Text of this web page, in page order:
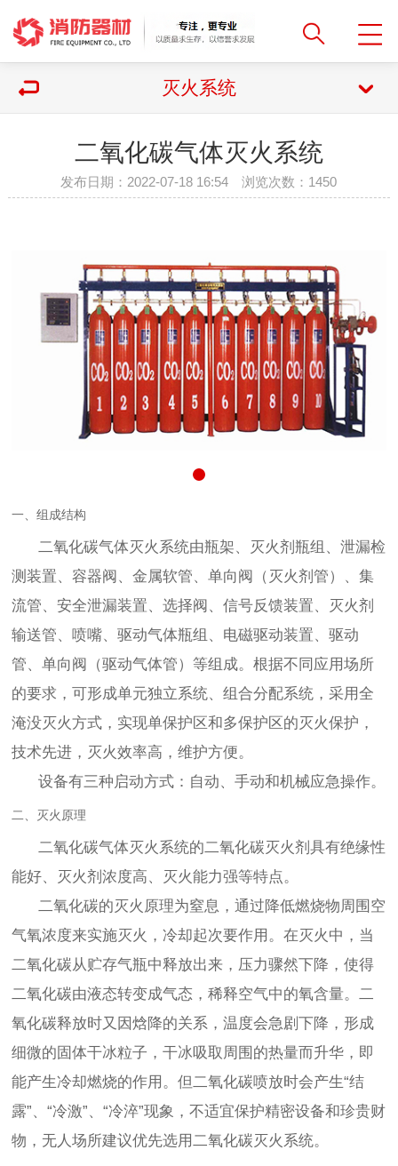
灭火系统
二氧化碳气体灭火系统
发布日期：2022-07-18 16:54 浏览次数： 1450
一、组成结构
二氧化碳气体灭火系统由瓶架、灭火剂瓶组、泄漏检
测装置、容器阀、金属软管、单向阀（灭火剂管）、集
流管、安全泄漏装置、选择阀、信号反馈装置、灭火剂
输送管、喷嘴、驱动气体瓶组、电磁驱动装置、驱动
管、单向阀（驱动气体管）等组成。根据不同应用场所
的要求，可形成单元独立系统、组合分配系统，采用全
淹没灭火方式，实现单保护区和多保护区的灭火保护，
技术先进，灭火效率高，维护方便。
设备有三种启动方式：自动、手动和机械应急操作。
二、灭火原理
二氧化碳气体灭火系统的二氧化碳灭火剂具有绝缘性
能好、灭火剂浓度高、灭火能力强等特点。
二氧化碳的灭火原理为窒息，通过降低燃烧物周围空
气氧浓度来实施灭火，冷却起次要作用。在灭火中，当
二氧化碳从贮存气瓶中释放出来，压力骤然下降，使得
二氧化碳由液态转变成气态，稀释空气中的氧含量。二
氧化碳释放时又因焓降的关系，温度会急剧下降，形成
细微的固体干冰粒子，干冰吸取周围的热量而升华，即
能产生冷却燃烧的作用。但二氧化碳喷放时会产生“结
露”、“冷激”、“冷淬”现象，不适宜保护精密设备和珍贵财
物，无人场所建议优先选用二氧化碳灭火系统。